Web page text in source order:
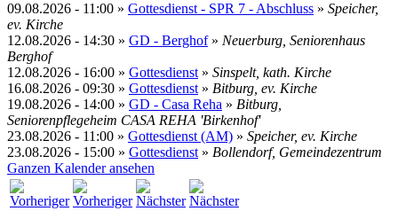
09.08.2026 - 11:00 » Gottesdienst - SPR 7 - Abschluss » Speicher,
ev. Kirche
12.08.2026 - 14:30 » GD - Berghof» Neuerburg, Seniorenhaus
Berghof
12.08.2026 - 16:00 » Gottesdienst» Sinspelt, kath. Kirche
16.08.2026 - 09:30 » Gottesdienst» Bitburg, ev. Kirche
19.08.2026 - 14:00 » GD - Casa Reha » Bitburg,
Seniorenpflegeheim CASA REHA 'Birkenhof'
23.08.2026 - 11:00 » Gottesdienst (AM) » Speicher, ev. Kirche
23.08.2026 - 15:00 » Gottesdienst» Bollendorf, Gemeindezentrum
Ganzen Kalender ansehen